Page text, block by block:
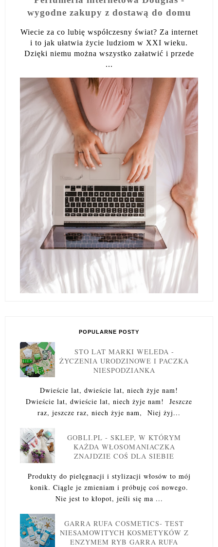
wygodne zakupy z dostawą do domu
Wiecie za co lubię współczesny świat? Za internet
i to jak ułatwia życie ludziom w XXI wieku.
Dzięki niemu można wszystko załatwić i przede
...
POPULARNE POSTY
STO LAT MARKI WELEDA -
ŻYCZENIA URODZINOWE I PACZKA
NIESPODZIANKA
Dwieście lat, dwieście lat, niech żyje nam!
Dwieście lat, dwieście lat, niech żyje nam! Jeszcze
raz, jeszcze raz, niech żyje nam, Niej żyj...
GOBLI.PL - SKLEP, W KTÓRYM
KAŻDA WŁOSOMANIACZKA
ZNAJDZIE COŚ DLA SIEBIE
Produkty do pielęgnacji i stylizacji włosów to mój
konik. Ciągle je zmieniam i próbuję coś nowego.
Nie jest to kłopot, jeśli się ma ...
GARRA RUFA COSMETICS- TEST
NIESAMOWITYCH KOSMETYKÓW Z
ENZYMEM RYB GARRA RUFA